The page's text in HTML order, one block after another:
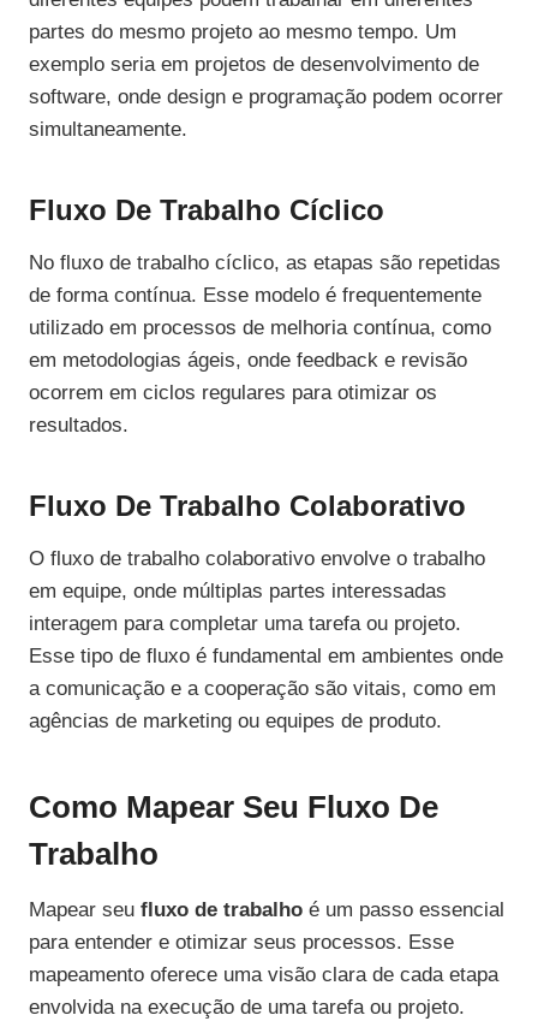
partes do mesmo projeto ao mesmo tempo. Um
exemplo seria em projetos de desenvolvimento de
software, onde design e programação podem ocorrer
simultaneamente.
Fluxo De Trabalho Cíclico
No fluxo de trabalho cíclico, as etapas são repetidas
de forma contínua. Esse modelo é frequentemente
utilizado em processos de melhoria contínua, como
em metodologias ágeis, onde feedback e revisão
ocorrem em ciclos regulares para otimizar os
resultados.
Fluxo De Trabalho Colaborativo
O fluxo de trabalho colaborativo envolve o trabalho
em equipe, onde múltiplas partes interessadas
interagem para completar uma tarefa ou projeto.
Esse tipo de fluxo é fundamental em ambientes onde
a comunicação e a cooperação são vitais, como em
agências de marketing ou equipes de produto.
Como Mapear Seu Fluxo De
Trabalho
Mapear seu fluxo de trabalho é um passo essencial
para entender e otimizar seus processos. Esse
mapeamento oferece uma visão clara de cada etapa
envolvida na execução de uma tarefa ou projeto.